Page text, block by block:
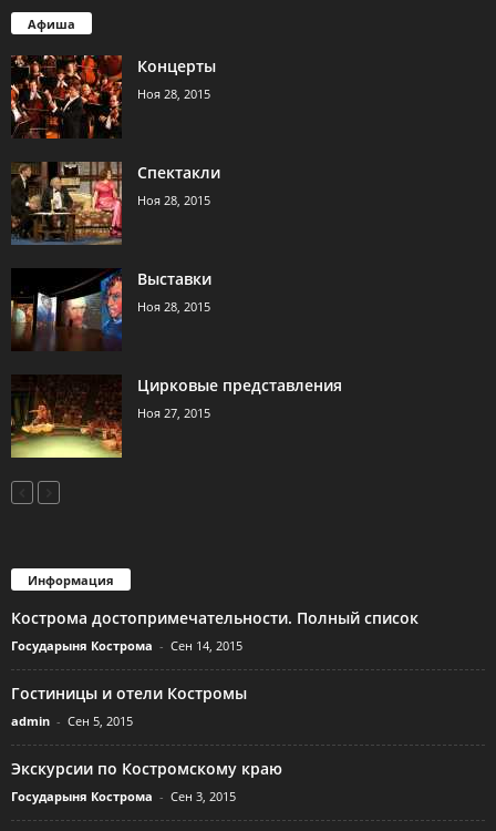
Афиша
Концерты
Ноя 28, 2015
Спектакли
Ноя 28, 2015
Выставки
Ноя 28, 2015
Цирковые представления
Ноя 27, 2015
Информация
Кострома достопримечательности. Полный список
Государыня Кострома - Сен 14, 2015
Гостиницы и отели Костромы
admin - Сен 5, 2015
Экскурсии по Костромскому краю
Государыня Кострома - Сен 3, 2015